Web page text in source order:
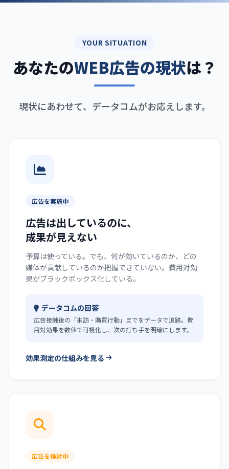
YOUR SITUATION
あなたのWEB広告の現状は？
現状にあわせて、データコムがお応えします。
広告を実施中
広告は出しているのに、
成果が見えない
予算は使っている。でも、何が効いているのか、どの
媒体が貢献しているのか把握できていない。費用対効
果がブラックボックス化している。
データコムの回答
広告接触後の「来訪・購買行動」までをデータで追跡。費
用対効果を数値で可視化し、次の打ち手を明確にします。
効果測定の仕組みを見る
広告を検討中